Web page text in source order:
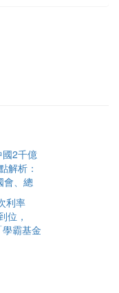
2千億
解析：
會、總
利率
位，
霸基金